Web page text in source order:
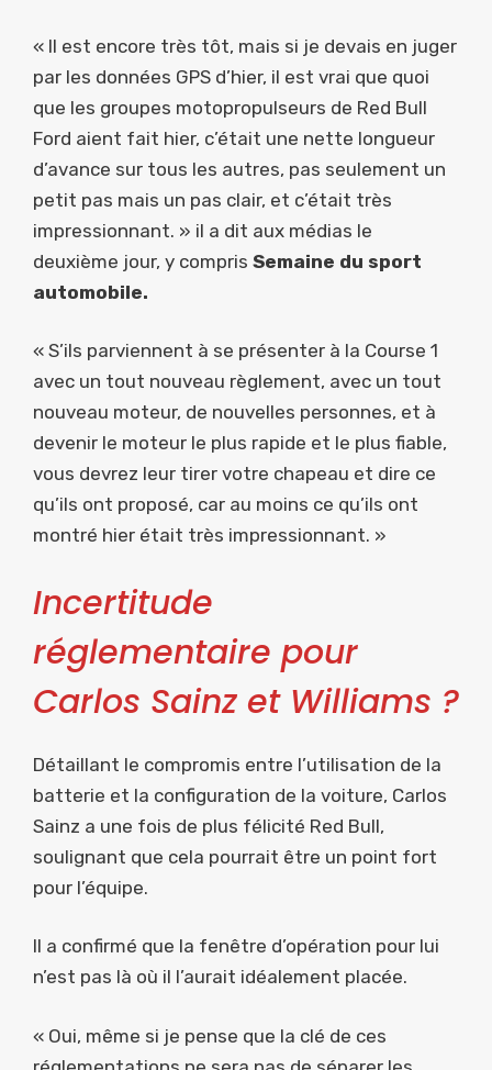
« Il est encore très tôt, mais si je devais en juger
par les données GPS d’hier, il est vrai que quoi
que les groupes motopropulseurs de Red Bull
Ford aient fait hier, c’était une nette longueur
d’avance sur tous les autres, pas seulement un
petit pas mais un pas clair, et c’était très
impressionnant. » il a dit aux médias le
deuxième jour, y compris Semaine du sport
automobile.
« S’ils parviennent à se présenter à la Course 1
avec un tout nouveau règlement, avec un tout
nouveau moteur, de nouvelles personnes, et à
devenir le moteur le plus rapide et le plus fiable,
vous devrez leur tirer votre chapeau et dire ce
qu’ils ont proposé, car au moins ce qu’ils ont
montré hier était très impressionnant. »
Incertitude
réglementaire pour
Carlos Sainz et Williams ?
Détaillant le compromis entre l’utilisation de la
batterie et la configuration de la voiture, Carlos
Sainz a une fois de plus félicité Red Bull,
soulignant que cela pourrait être un point fort
pour l’équipe.
Il a confirmé que la fenêtre d’opération pour lui
n’est pas là où il l’aurait idéalement placée.
« Oui, même si je pense que la clé de ces